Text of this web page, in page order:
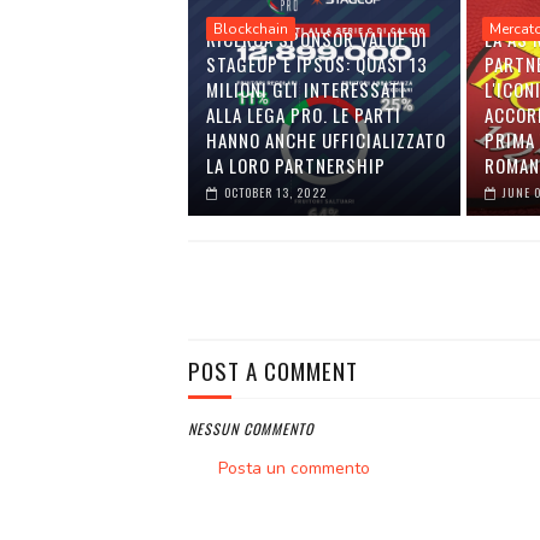
Blockchain
RICERCA SPONSOR VALUE DI
STAGEUP E IPSOS: QUASI 13
MILIONI GLI INTERESSATI
ALLA LEGA PRO. LE PARTI
HANNO ANCHE UFFICIALIZZATO
LA LORO PARTNERSHIP
OCTOBER 13, 2022
LA AS
PRIMA
JUNE
POST A COMMENT
NESSUN COMMENTO
Posta un commento